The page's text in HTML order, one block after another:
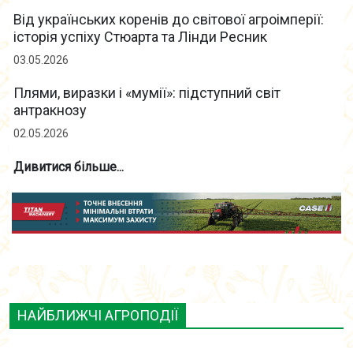
Від українських коренів до світової агроімперії:
історія успіху Стюарта та Лінди Ресник
03.05.2026
Плями, виразки і «мумії»: підступний світ
антракнозу
02.05.2026
Дивитися більше...
НАЙБЛИЖЧІ АГРОПОДІЇ